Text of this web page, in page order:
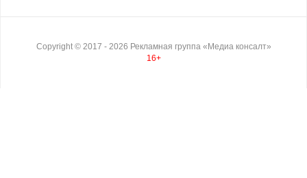
Copyright © 2017 - 2026 Рекламная группа «Медиа консалт»
16+